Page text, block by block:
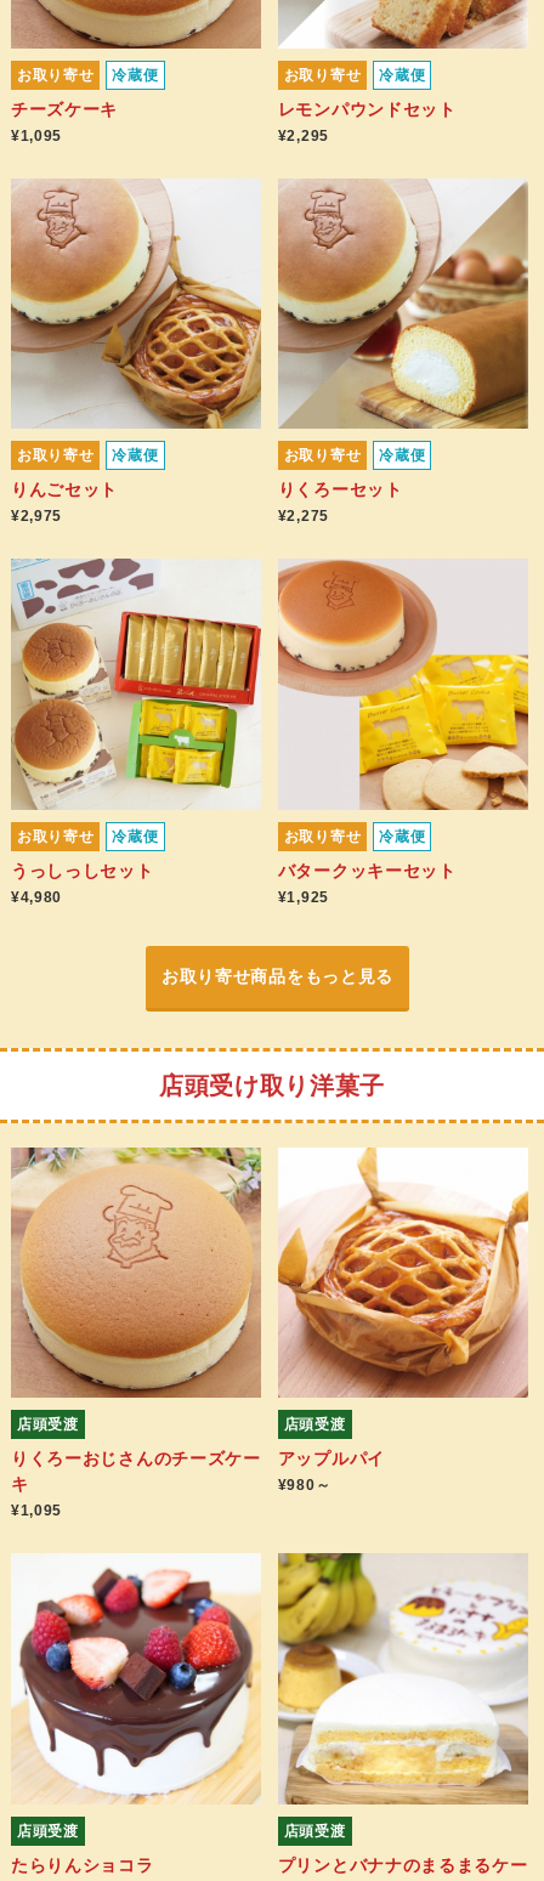
お取り寄せ 冷蔵便
チーズケーキ
¥1,095
お取り寄せ 冷蔵便
レモンパウンドセット
¥2,295
お取り寄せ 冷蔵便
りんごセット
¥2,975
お取り寄せ 冷蔵便
りくろーセット
¥2,275
お取り寄せ 冷蔵便
うっしっしセット
¥4,980
お取り寄せ 冷蔵便
バタークッキーセット
¥1,925
お取り寄せ商品をもっと見る
店頭受け取り洋菓子
店頭受渡
りくろーおじさんのチーズケー
キ
¥1,095
店頭受渡
アップルパイ
¥980～
店頭受渡
たらりんショコラ
店頭受渡
プリンとバナナのまるまるケー